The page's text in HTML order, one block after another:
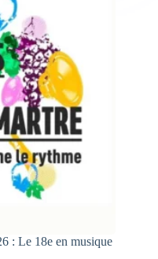
: Le 18e en musique